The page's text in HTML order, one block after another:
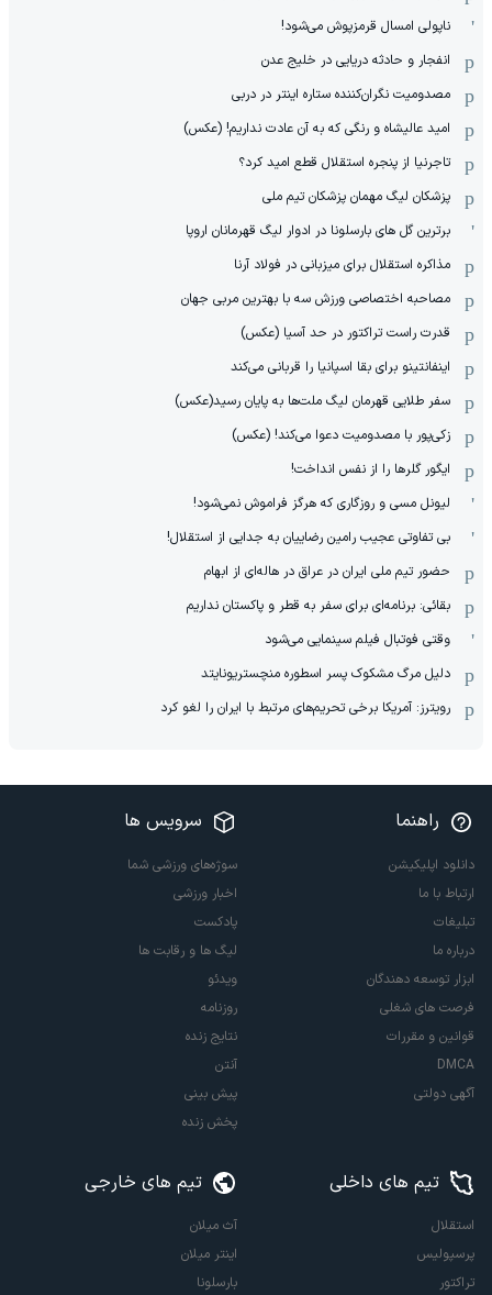
ناپولی امسال قرمزپوش می‌شود!
انفجار و حادثه دریایی در خلیج عدن
مصدومیت نگران‌کننده ستاره اینتر در دربی
امید عالیشاه و رنگی که به آن عادت نداریم! (عکس)
تاجرنیا از پنجره استقلال قطع امید کرد؟
پزشکان لیگ مهمان پزشکان تیم ملی
برترین گل های بارسلونا در ادوار لیگ قهرمانان اروپا
مذاکره استقلال برای میزبانی در فولاد آرنا
مصاحبه اختصاصی ورزش سه با بهترین مربی جهان
قدرت راست تراکتور در حد آسیا (عکس)
اینفانتینو برای بقا اسپانیا را قربانی می‌کند
سفر طلایی قهرمان لیگ ملت‌ها به پایان رسید(عکس)
زکی‌پور با مصدومیت دعوا می‌کند! (عکس)
ایگور گلرها را از نفس انداخت!
لیونل مسی و روزگاری که هرگز فراموش نمی‌شود!
بی تفاوتی عجیب رامین رضاییان به جدایی از استقلال!
حضور تیم ملی ایران در عراق در هاله‌ای از ابهام
بقائی: برنامه‌ای برای سفر به قطر و پاکستان نداریم
وقتی فوتبال فیلم سینمایی می‌شود
دلیل مرگ مشکوک پسر اسطوره منچستریونایتد
رویترز: آمریکا برخی تحریم‌های مرتبط با ایران را لغو کرد
راهنما
دانلود اپلیکیشن
ارتباط با ما
تبلیغات
درباره ما
ابزار توسعه دهندگان
فرصت های شغلی
قوانین و مقررات
DMCA
آگهی دولتی
سرویس ها
سوژه‌های ورزشی شما
اخبار ورزشی
پادکست
لیگ ها و رقابت ها
ویدئو
روزنامه
نتایج زنده
آنتن
پیش بینی
پخش زنده
تیم های داخلی
استقلال
پرسپولیس
تراکتور
تیم های خارجی
آث میلان
اینتر میلان
بارسلونا